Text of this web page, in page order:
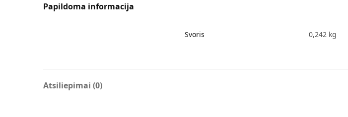
Papildoma informacija
Svoris 0,242 kg
Atsiliepimai (0)